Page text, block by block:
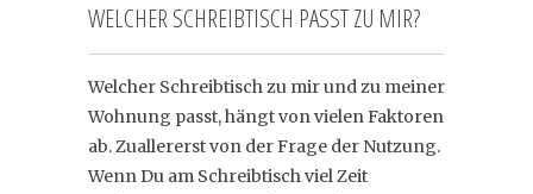
WELCHER SCHREIBTISCH PASST ZU MIR?
Welcher Schreibtisch zu mir und zu meiner
Wohnung passt, hängt von vielen Faktoren
ab. Zuallererst von der Frage der Nutzung.
Wenn Du am Schreibtisch viel Zeit